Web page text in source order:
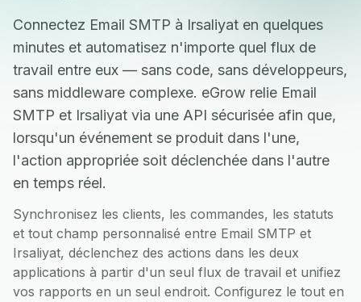
Connectez Email SMTP à Irsaliyat en quelques
minutes et automatisez n'importe quel flux de
travail entre eux — sans code, sans développeurs,
sans middleware complexe. eGrow relie Email
SMTP et Irsaliyat via une API sécurisée afin que,
lorsqu'un événement se produit dans l'une,
l'action appropriée soit déclenchée dans l'autre
en temps réel.
Synchronisez les clients, les commandes, les statuts
et tout champ personnalisé entre Email SMTP et
Irsaliyat, déclenchez des actions dans les deux
applications à partir d'un seul flux de travail et unifiez
vos rapports en un seul endroit. Configurez le tout en